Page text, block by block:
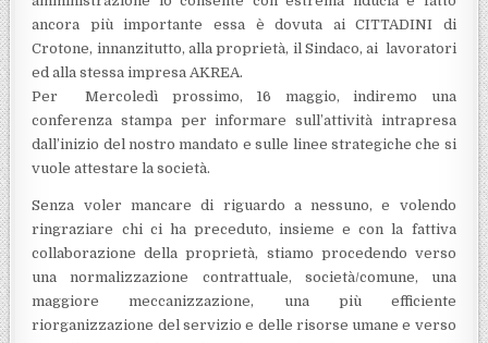
ancora più importante essa è dovuta ai CITTADINI di
Crotone, innanzitutto, alla proprietà, il Sindaco, ai lavoratori
ed alla stessa impresa AKREA.
Per Mercoledì prossimo, 16 maggio, indiremo una
conferenza stampa per informare sull’attività intrapresa
dall’inizio del nostro mandato e sulle linee strategiche che si
vuole attestare la società.
Senza voler mancare di riguardo a nessuno, e volendo
ringraziare chi ci ha preceduto, insieme e con la fattiva
collaborazione della proprietà, stiamo procedendo verso
una normalizzazione contrattuale, società/comune, una
maggiore meccanizzazione, una più efficiente
riorganizzazione del servizio e delle risorse umane e verso